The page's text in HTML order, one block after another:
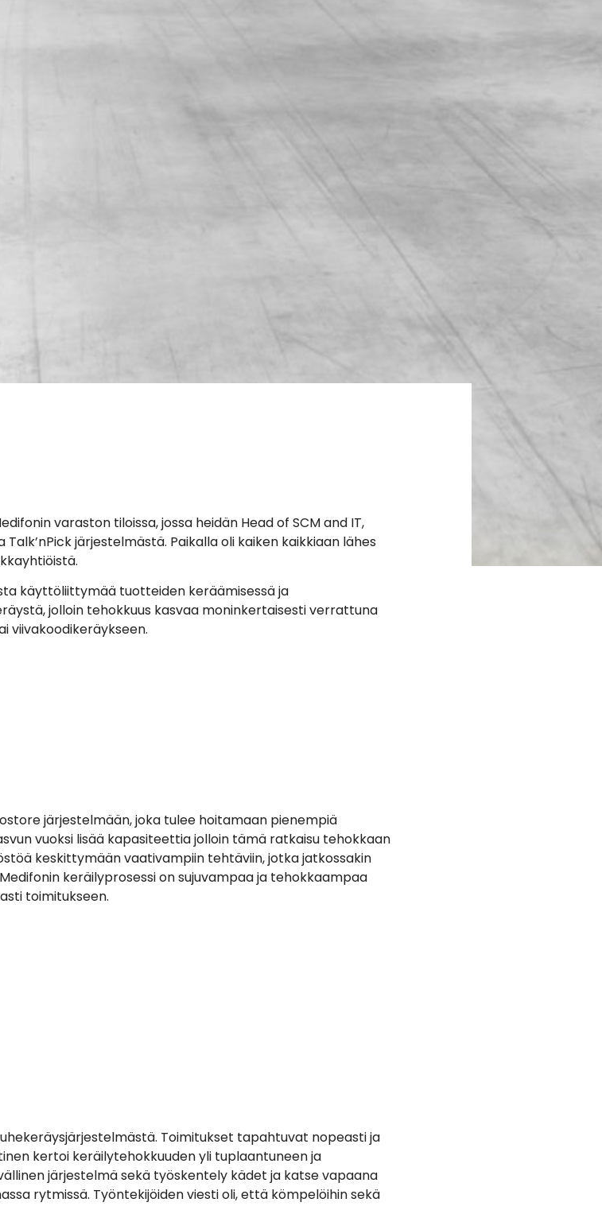
varaston tiloissa, jossa heidän Head of SCM and IT,
järjestelmästä. Paikalla oli kaiken kaikkiaan lähes
käyttöliittymää tuotteiden keräämisessä ja
jolloin tehokkuus kasvaa moninkertaisesti verrattuna
viivakoodikeräykseen.
järjestelmään, joka tulee hoitamaan pienempiä
vuoksi lisää kapasiteettia jolloin tämä ratkaisu tehokkaan
keskittymään vaativampiin tehtäviin, jotka jatkossakin
keräilyprosessi on sujuvampaa ja tehokkaampaa
toimitukseen.
Toimitukset tapahtuvat nopeasti ja
kertoi keräilytehokkuuden yli tuplaantuneen ja
järjestelmä sekä työskentely kädet ja katse vapaana
rytmissä. Työntekijöiden viesti oli, että kömpelöihin sekä